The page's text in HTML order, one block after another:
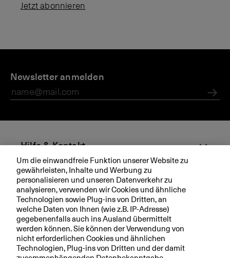
Jetzt abonnieren
i
B
B
e
w
s
-
e
s
e
e
r
a
b
o
n
n
i
Newsletter anmelden
Hilfe & Kontakt
Aktuell
Ihre BKB
Rechtliche Hinweise
Um die einwandfreie Funktion unserer Website zu
gewährleisten, Inhalte und Werbung zu
personalisieren und unseren Datenverkehr zu
analysieren, verwenden wir Cookies und ähnliche
Technologien sowie Plug-ins von Dritten, an
welche Daten von Ihnen (wie z.B. IP-Adresse)
gegebenenfalls auch ins Ausland übermittelt
werden können. Sie können der Verwendung von
nicht erforderlichen Cookies und ähnlichen
Technologien, Plug-ins von Dritten und der damit